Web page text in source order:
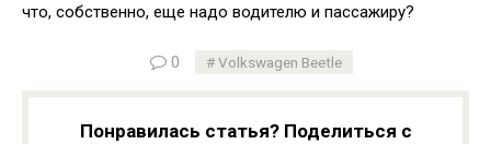
что, собственно, еще надо водителю и пассажиру?
0 Volkswagen Beetle
Понравилась статья? Поделиться с